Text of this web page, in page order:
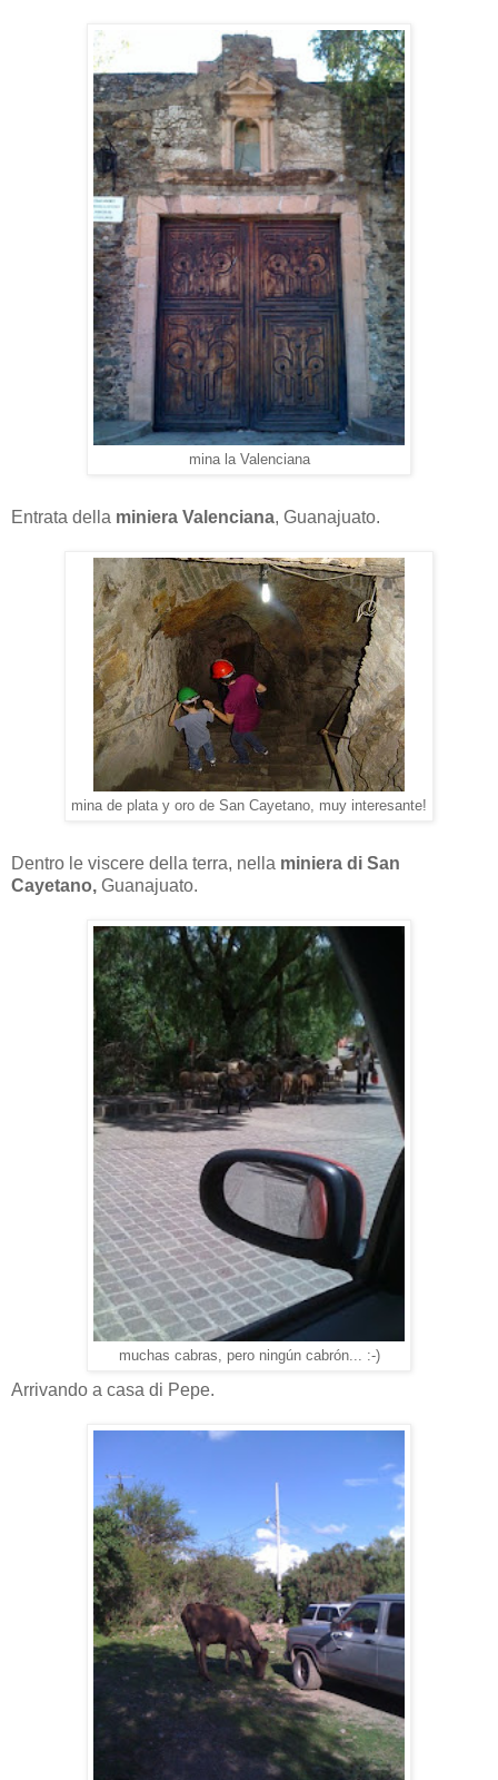
mina la Valenciana
Entrata della miniera Valenciana, Guanajuato.
mina de plata y oro de San Cayetano, muy interesante!
Dentro le viscere della terra, nella miniera di San
Cayetano, Guanajuato.
muchas cabras, pero ningún cabrón... :-)
Arrivando a casa di Pepe.